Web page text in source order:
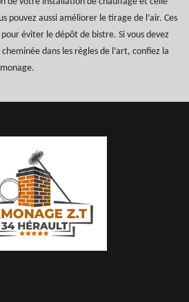
pouvez aussi améliorer le tirage de l’air. Ces
éviter le dépôt de bistre. Si vous devez
dans les règles de l’art, confiez la